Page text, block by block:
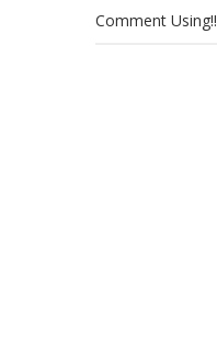
Comment Using!!